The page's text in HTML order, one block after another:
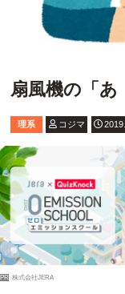
扇風機の「あ
理系 コジマ
PR 株式会社JERA